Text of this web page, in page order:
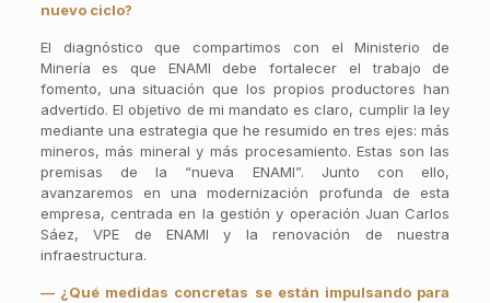
nuevo ciclo?
El diagnóstico que compartimos con el Ministerio de
Minería es que ENAMI debe fortalecer el trabajo de
fomento, una situación que los propios productores han
advertido. El objetivo de mi mandato es claro, cumplir la ley
mediante una estrategia que he resumido en tres ejes: más
mineros, más mineral y más procesamiento. Estas son las
premisas de la “nueva ENAMI”. Junto con ello,
avanzaremos en una modernización profunda de esta
empresa, centrada en la gestión y operación Juan Carlos
Sáez, VPE de ENAMI y la renovación de nuestra
infraestructura.
— ¿Qué medidas concretas se están impulsando para